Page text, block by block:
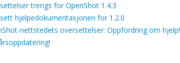
trengs for OpenShot 1.4.3
hjelpedokumentasjonen for 1.2.0
nettstedets oversettelser: Oppfordring om hjelp!